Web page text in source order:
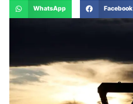
WhatsApp Facebook